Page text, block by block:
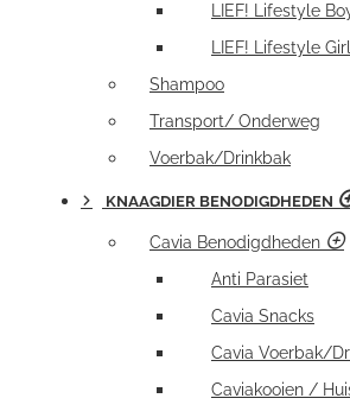
LIEF! Lifestyle
LIEF! Lifestyle
Shampoo
Transport/ Onderweg
Voerbak/Drinkbak
KNAAGDIER BENODIGDHEDEN
Cavia Benodigdheden
Anti Parasiet
Cavia Snacks
Cavia Voerbak/
Caviakooien /